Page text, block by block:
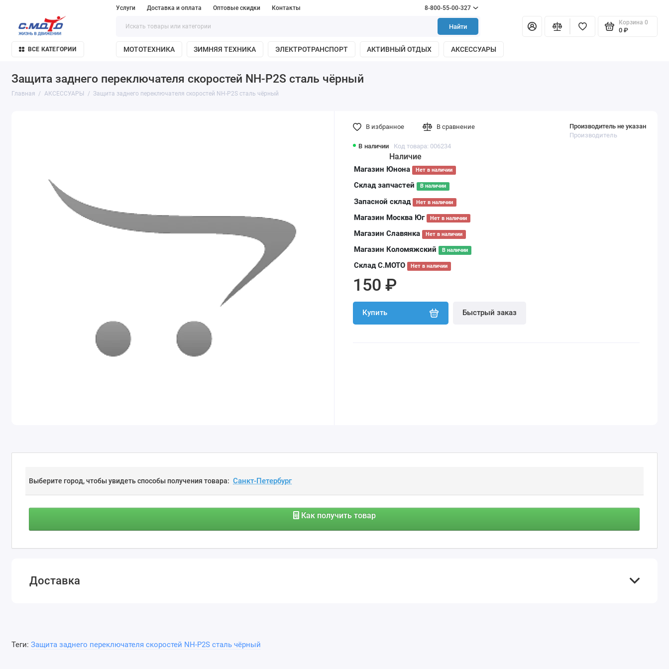
Услуги Доставка и оплата Оптовые скидки Контакты 8-800-55-00-327
Найти
Корзина 0
0 ₽
ВСЕ КАТЕГОРИИ МОТОТЕХНИКА ЗИМНЯЯ ТЕХНИКА ЭЛЕКТРОТРАНСПОРТ АКТИВНЫЙ ОТДЫХ АКСЕССУАРЫ
Защита заднего переключателя скоростей NH-P2S сталь чёрный
Главная АКСЕССУАРЫ Защита заднего переключателя скоростей NH-P2S сталь чёрный
В наличии Код товара: 006234
Производитель не указан
Производитель
Наличие
Магазин Юнона Нет в наличии
Склад запчастей В наличии
Запасной склад Нет в наличии
Магазин Москва Юг Нет в наличии
Магазин Славянка Нет в наличии
Магазин Коломяжский В наличии
Склад С.МОТО Нет в наличии
150 ₽
Купить Быстрый заказ
В избранное В сравнение
Выберите город, чтобы увидеть способы получения товара:
Как получить товар
Доставка
Теги: Защита заднего переключателя скоростей NH-P2S сталь чёрный